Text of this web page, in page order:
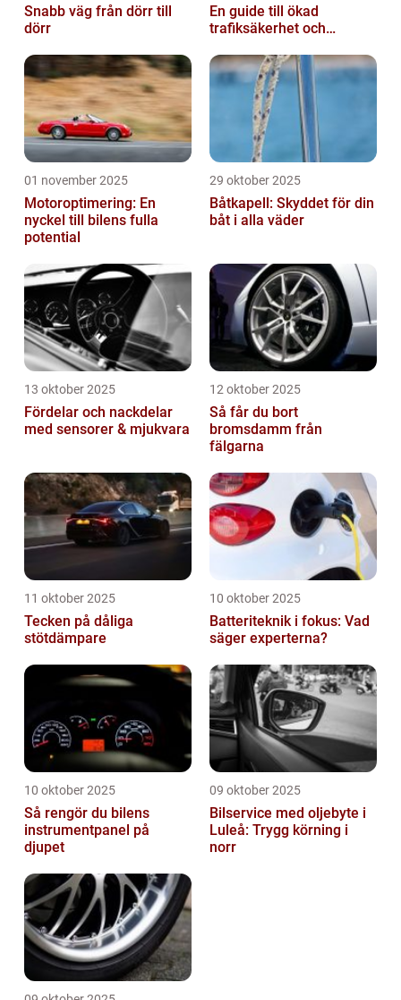
Snabb väg från dörr till
dörr
En guide till ökad
trafiksäkerhet och
01 november 2025
Motoroptimering: En
nyckel till bilens fulla
potential
29 oktober 2025
Båtkapell: Skyddet för din
båt i alla väder
13 oktober 2025
Fördelar och nackdelar
med sensorer & mjukvara
12 oktober 2025
Så får du bort
bromsdamm från
fälgarna
11 oktober 2025
Tecken på dåliga
stötdämpare
10 oktober 2025
Batteriteknik i fokus: Vad
säger experterna?
10 oktober 2025
Så rengör du bilens
instrumentpanel på
djupet
09 oktober 2025
Bilservice med oljebyte i
Luleå: Trygg körning i
norr